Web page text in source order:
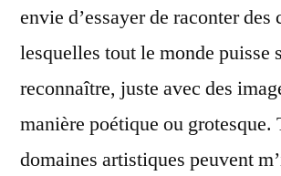
envie d’essayer de raconter des
lesquelles tout le monde puisse
reconnaître, juste avec des
manière poétique ou grotesque.
domaines artistiques peuvent